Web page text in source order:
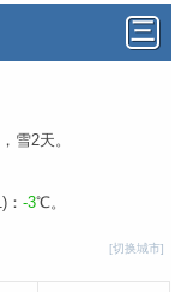
雪2天。
-3℃。
[切换城市]